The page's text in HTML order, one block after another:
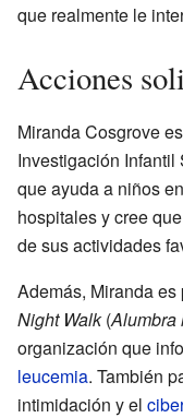
que realmente le
Acciones
Miranda Cosgrove
Investigación Infantil
que ayuda a niños
hospitales y cree
de sus actividades
Además, Miranda
Night Walk(Alumbra
organización que
leucemia. También
intimidación y el